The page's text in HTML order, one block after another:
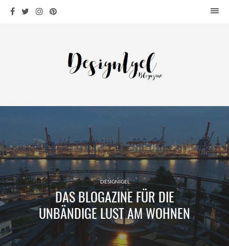
WOHNEN
KÜCHE
KINDERKRAM
DEKO
OUTDOOR
ARCHITEKTUR
ÜBER MICH
KONTAKT
DESIGNIGEL
DAS BLOGAZINE FÜR DIE
UNBÄNDIGE LUST AM WOHNEN